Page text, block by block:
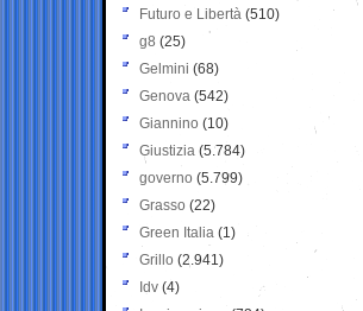
Futuro e Libertà (510)
g8 (25)
Gelmini (68)
Genova (542)
Giannino (10)
Giustizia (5.784)
governo (5.799)
Grasso (22)
Green Italia (1)
Grillo (2.941)
Idv (4)